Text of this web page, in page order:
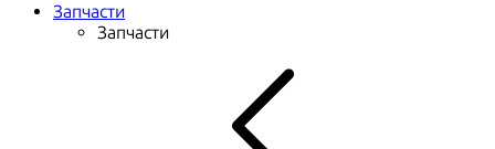
Запчасти
Запчасти